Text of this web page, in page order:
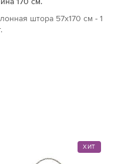
штора 57х170 см - 1
ХИТ